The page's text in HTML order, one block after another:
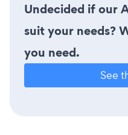
Undecided if our
suit your needs?
you need.
See